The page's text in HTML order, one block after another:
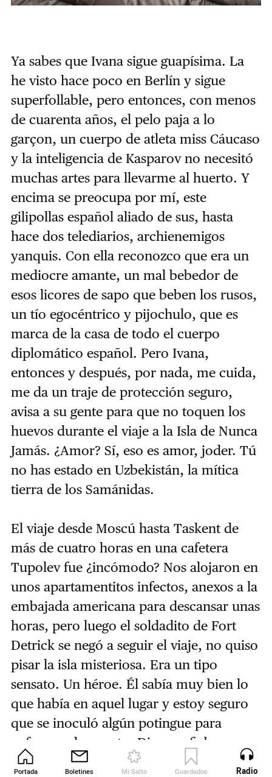
Portada Boletines Mi Salto Guardados Revista
Ya sabes que Ivana sigue guapísima. La
he visto hace poco en Berlín y sigue
superfollable, pero entonces, con menos
de cuarenta años, el pelo paja a lo
garçon, un cuerpo de atleta miss Cáucaso
y la inteligencia de Kasparov no necesitó
muchas artes para llevarme al huerto. Y
encima se preocupa por mí, este
gilipollas español aliado de sus, hasta
hace dos telediarios, archienemigos
yanquis. Con ella reconozco que era un
mediocre amante, un mal bebedor de
esos licores de sapo que beben los rusos,
un tío egocéntrico y pijochulo, que es
marca de la casa de todo el cuerpo
diplomático español. Pero Ivana,
entonces y después, por nada, me cuida,
me da un traje de protección seguro,
avisa a su gente para que no toquen los
huevos durante el viaje a la Isla de Nunca
Jamás. ¿Amor? Sí, eso es amor, joder. Tú
no has estado en Uzbekistán, la mítica
tierra de los Samánidas.
El viaje desde Moscú hasta Taskent de
más de cuatro horas en una cafetera
Tupolev fue ¿incómodo? Nos alojaron en
unos apartamentitos infectos, anexos a la
embajada americana para descansar unas
horas, pero luego el soldadito de Fort
Detrick se negó a seguir el viaje, no quiso
pisar la isla misteriosa. Era un tipo
sensato. Un héroe. Él sabía muy bien lo
que había en aquel lugar y estoy seguro
que se inoculó algún potingue para
enfermar de pronto. Diarrea, fiebre,
deshidratación. Se metió en la cama
Radio